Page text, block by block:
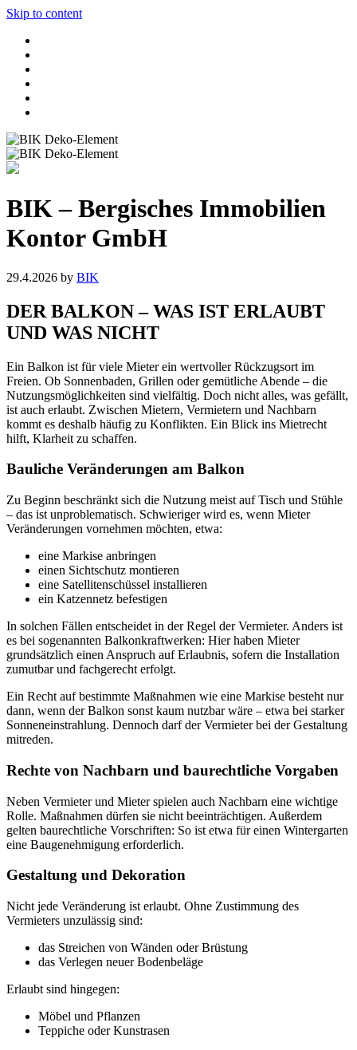
Skip to content
BIK – Bergisches Immobilien
Kontor GmbH
29.4.2026 by BIK
DER BALKON – WAS IST ERLAUBT
UND WAS NICHT
Ein Balkon ist für viele Mieter ein wertvoller Rückzugsort im
Freien. Ob Sonnenbaden, Grillen oder gemütliche Abende – die
Nutzungsmöglichkeiten sind vielfältig. Doch nicht alles, was gefällt,
ist auch erlaubt. Zwischen Mietern, Vermietern und Nachbarn
kommt es deshalb häufig zu Konflikten. Ein Blick ins Mietrecht
hilft, Klarheit zu schaffen.
Bauliche Veränderungen am Balkon
Zu Beginn beschränkt sich die Nutzung meist auf Tisch und Stühle
– das ist unproblematisch. Schwieriger wird es, wenn Mieter
Veränderungen vornehmen möchten, etwa:
eine Markise anbringen
einen Sichtschutz montieren
eine Satellitenschüssel installieren
ein Katzennetz befestigen
In solchen Fällen entscheidet in der Regel der Vermieter. Anders ist
es bei sogenannten Balkonkraftwerken: Hier haben Mieter
grundsätzlich einen Anspruch auf Erlaubnis, sofern die Installation
zumutbar und fachgerecht erfolgt.
Ein Recht auf bestimmte Maßnahmen wie eine Markise besteht nur
dann, wenn der Balkon sonst kaum nutzbar wäre – etwa bei starker
Sonneneinstrahlung. Dennoch darf der Vermieter bei der Gestaltung
mitreden.
Rechte von Nachbarn und baurechtliche Vorgaben
Neben Vermieter und Mieter spielen auch Nachbarn eine wichtige
Rolle. Maßnahmen dürfen sie nicht beeinträchtigen. Außerdem
gelten baurechtliche Vorschriften: So ist etwa für einen Wintergarten
eine Baugenehmigung erforderlich.
Gestaltung und Dekoration
Nicht jede Veränderung ist erlaubt. Ohne Zustimmung des
Vermieters unzulässig sind:
das Streichen von Wänden oder Brüstung
das Verlegen neuer Bodenbeläge
Erlaubt sind hingegen:
Möbel und Pflanzen
Teppiche oder Kunstrasen